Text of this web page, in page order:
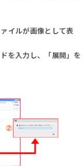
イルが画像として表
を入力し、「展開」を